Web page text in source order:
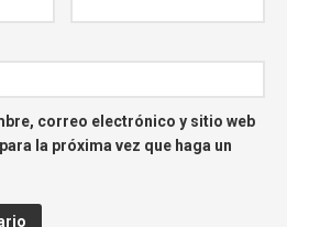
correo electrónico y sitio web
la próxima vez que haga un